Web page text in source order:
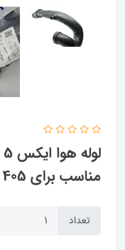
مناسب برای 405 پارس سمند
تعداد